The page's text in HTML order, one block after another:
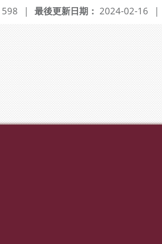
最後更新日期： 2024-02-16 |
598 |